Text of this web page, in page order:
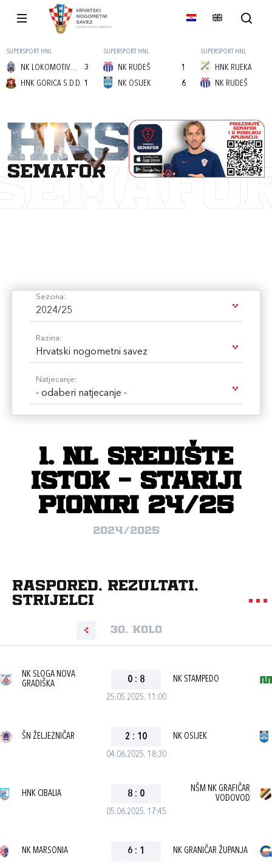
SUPERSPORT HNL
NK LOKOMOTIVA (Z)
3
1
HNK GORICA S.D.D.
SUPERSPORT HNL
NK RUDEŠ
1
6
NK OSIJEK
SUPERSPORT HNL
HNK RIJEKA
NK RUDEŠ
semafor
Sezona:
2024/25
Razina:
Hrvatski nogometni savez
Natjecanje:
- odaberi natjecanje -
1. NL Središte
Istok - Stariji
pioniri 24/25
2024/2025
Raspored, rezultati,
strijelci
30. kolo
25.05.2025. 11:00
NK SLOGA NOVA
GRADIŠKA
0 : 8 NK STAMPEDO
04.06.2025. 18:30
ŠN ŽELJEZNIČAR 2 : 10 NK OSIJEK
05.06.2025. 17:45
HNK CIBALIA 8 : 0
NŠM NK GRAFIČAR
VODOVOD
NK MARSONIA 6 : 1 NK GRANIČAR ŽUPANJA